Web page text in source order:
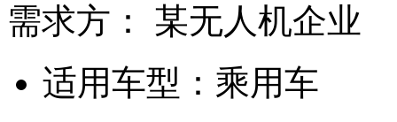
需求方：
某无人机企业
适用车型： 乘用车